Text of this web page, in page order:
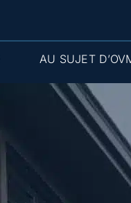
AU SUJET